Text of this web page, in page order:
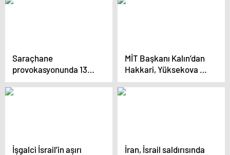
Saraçhane
provokasyonunda 13
tutuklama
MİT Başkanı Kalın’dan
Hakkari, Yüksekova ve
Çukurca’ya ziyaret
İşgalci İsrail’in aşırı
İran, İsrail saldırısında